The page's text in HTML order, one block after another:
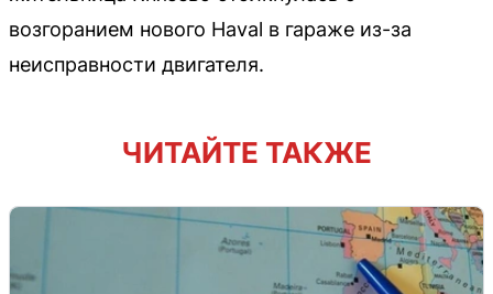
возгоранием нового Haval в гараже из-за
неисправности двигателя.
ЧИТАЙТЕ ТАКЖЕ